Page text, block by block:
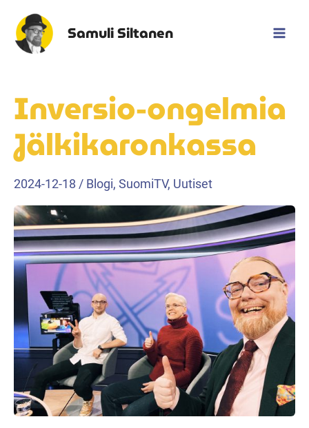
sisältöön
Samuli Siltanen
Inversio-ongelmia
Jälkikaronkassa
2024-12-18 / Blogi, SuomiTV, Uutiset